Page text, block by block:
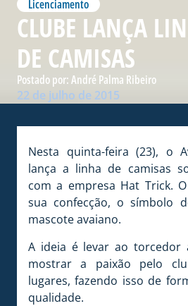
Licenciamento
CLUBE LANÇA
DE CAMISAS
Postado por:André Palma Ribeiro
22 de julho de 2015
Nesta quinta-feira (23), o
lança a linha de camisas
com a empresa Hat Trick.
sua confecção, o símbolo
mascote avaiano.
A ideia é levar ao torcedor
mostrar a paixão pelo
lugares, fazendo isso de
qualidade.